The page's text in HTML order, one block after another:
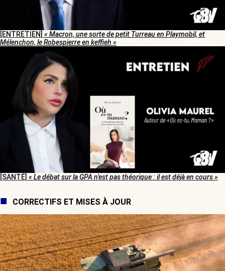
[ENTRETIEN] « Macron, une sorte de petit Turreau en Playmobil, et
Mélenchon, le Robespierre en keffieh »
[SANTÉ] « Le débat sur la GPA n’est pas théorique : il est déjà en cours »
CORRECTIFS ET MISES À JOUR